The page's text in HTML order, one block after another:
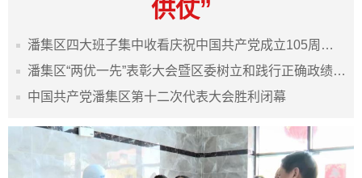
供仗”
潘集区四大班子集中收看庆祝中国共产党成立105周年表彰大会
潘集区“两优一先”表彰大会暨区委树立和践行正确政绩观学习教育专题党课报告会举行
中国共产党潘集区第十二次代表大会胜利闭幕